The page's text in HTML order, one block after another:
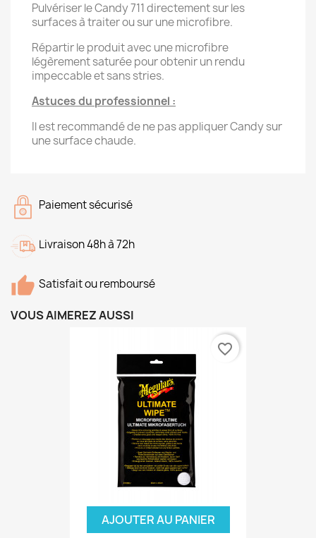
Pulvériser le Candy 711 directement sur les
surfaces à traiter ou sur une microfibre.
Répartir le produit avec une microfibre
légèrement saturée pour obtenir un rendu
impeccable et sans stries.
Astuces du professionnel :
Il est recommandé de ne pas appliquer Candy sur
une surface chaude.
Paiement sécurisé
Livraison 48h à 72h
Satisfait ou remboursé
VOUS AIMEREZ AUSSI
AJOUTER AU PANIER
favorite_border